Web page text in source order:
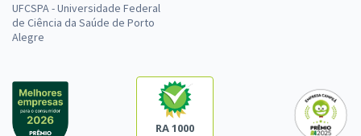
UFCSPA - Universidade Federal
de Ciência da Saúde de Porto
Alegre
RA 1000